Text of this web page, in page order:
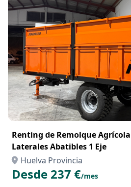
Renting de Remolque Agrícola
Laterales Abatibles 1 Eje
Huelva Provincia
Desde 237 €/mes